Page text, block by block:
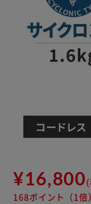
¥16,800
168ポイント （1倍）